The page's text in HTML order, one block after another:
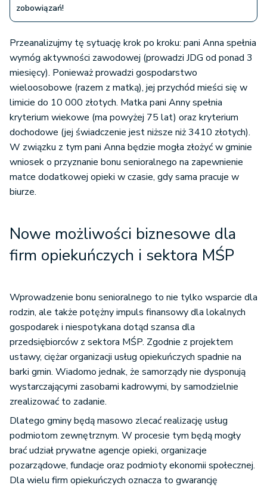
zobowiązań!
Przeanalizujmy tę sytuację krok po kroku: pani Anna spełnia
wymóg aktywności zawodowej (prowadzi JDG od ponad 3
miesięcy). Ponieważ prowadzi gospodarstwo
wieloosobowe (razem z matką), jej przychód mieści się w
limicie do 10 000 złotych. Matka pani Anny spełnia
kryterium wiekowe (ma powyżej 75 lat) oraz kryterium
dochodowe (jej świadczenie jest niższe niż 3410 złotych).
W związku z tym pani Anna będzie mogła złożyć w gminie
wniosek o przyznanie bonu senioralnego na zapewnienie
matce dodatkowej opieki w czasie, gdy sama pracuje w
biurze.
Nowe możliwości biznesowe dla
firm opiekuńczych i sektora MŚP
Wprowadzenie bonu senioralnego to nie tylko wsparcie dla
rodzin, ale także potężny impuls finansowy dla lokalnych
gospodarek i niespotykana dotąd szansa dla
przedsiębiorców z sektora MŚP. Zgodnie z projektem
ustawy, ciężar organizacji usług opiekuńczych spadnie na
barki gmin. Wiadomo jednak, że samorządy nie dysponują
wystarczającymi zasobami kadrowymi, by samodzielnie
zrealizować to zadanie.
Dlatego gminy będą masowo zlecać realizację usług
podmiotom zewnętrznym. W procesie tym będą mogły
brać udział prywatne agencje opieki, organizacje
pozarządowe, fundacje oraz podmioty ekonomii społecznej.
Dla wielu firm opiekuńczych oznacza to gwarancję